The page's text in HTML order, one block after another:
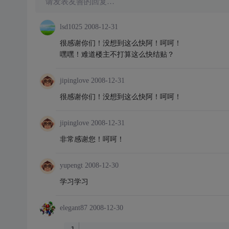
lsd1025 2008-12-31
很感谢你们！没想到这么快阿！呵呵！
嘿嘿！难道楼主不打算这么快结贴？
jipinglove 2008-12-31
很感谢你们！没想到这么快阿！呵呵！
jipinglove 2008-12-31
非常感谢您！呵呵！
yupengt 2008-12-30
学习学习
elegant87 2008-12-30